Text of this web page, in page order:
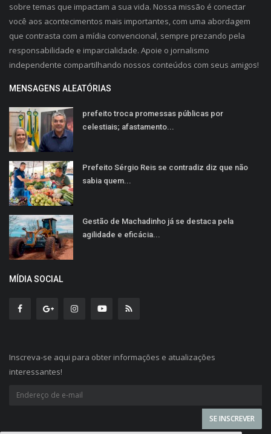
sobre temas que impactam a sua vida. Nossa missão é conectar
você aos acontecimentos mais importantes, com uma abordagem
que contrasta com a mídia convencional, sempre prezando pela
responsabilidade e imparcialidade. Apoie o jornalismo
independente compartilhando nossos conteúdos com seus amigos!
MENSAGENS ALEATÓRIAS
prefeito troca promessas públicas por
celestiais; afastamento...
Prefeito Sérgio Reis se contradiz diz que não
sabia quem...
Gestão de Machadinho já se destaca pela
agilidade e eficácia...
MÍDIA SOCIAL
Inscreva-se aqui para obter informações e atualizações
interessantes!